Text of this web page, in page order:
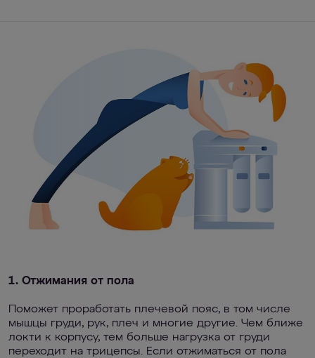
1. Отжимания от пола
Поможет проработать плечевой пояс, в том числе
мышцы груди, рук, плеч и многие другие. Чем ближе
локти к корпусу, тем больше нагрузка от груди
переходит на трицепсы. Если отжиматься от пола